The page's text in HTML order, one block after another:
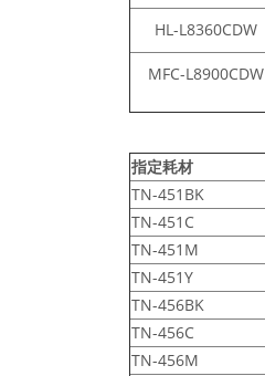
HL-L8360CDW
MFC-L8900CDW
指定耗材
TN-451BK
TN-451C
TN-451M
TN-451Y
TN-456BK
TN-456C
TN-456M